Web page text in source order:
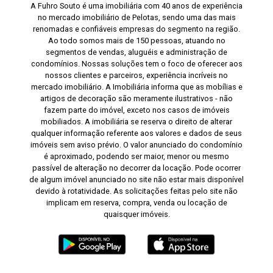
A Fuhro Souto é uma imobiliária com 40 anos de experiência
no mercado imobiliário de Pelotas, sendo uma das mais
renomadas e confiáveis empresas do segmento na região.
Ao todo somos mais de 150 pessoas, atuando no
segmentos de vendas, aluguéis e administração de
condomínios. Nossas soluções tem o foco de oferecer aos
nossos clientes e parceiros, experiência incríveis no
mercado imobiliário. A Imobiliária informa que as mobílias e
artigos de decoração são meramente ilustrativos - não
fazem parte do imóvel, exceto nos casos de imóveis
mobiliados. A imobiliária se reserva o direito de alterar
qualquer informação referente aos valores e dados de seus
imóveis sem aviso prévio. O valor anunciado do condomínio
é aproximado, podendo ser maior, menor ou mesmo
passível de alteração no decorrer da locação. Pode ocorrer
de algum imóvel anunciado no site não estar mais disponível
devido à rotatividade. As solicitações feitas pelo site não
implicam em reserva, compra, venda ou locação de
quaisquer imóveis.